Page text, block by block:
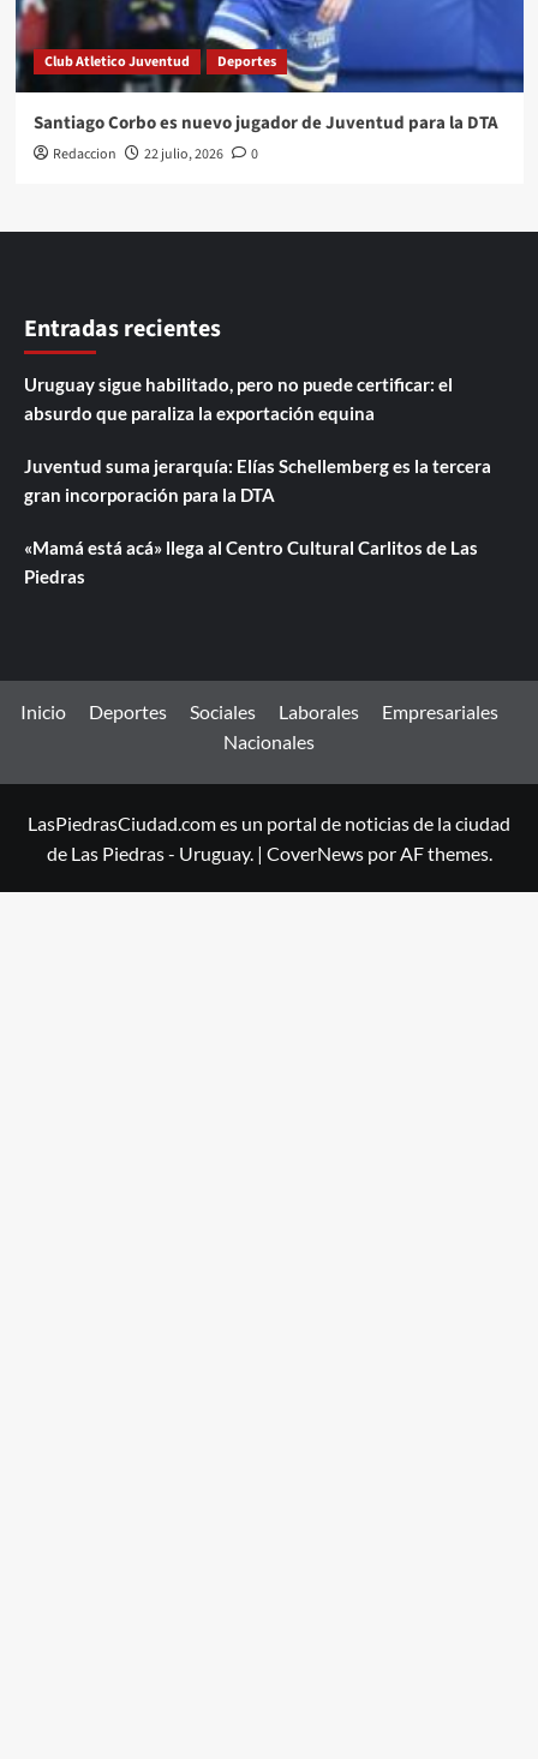
Club Atletico Juventud Deportes
Santiago Corbo es nuevo jugador de Juventud para la DTA
Redaccion 22 julio, 2026 0
Entradas recientes
Uruguay sigue habilitado, pero no puede certificar: el
absurdo que paraliza la exportación equina
Juventud suma jerarquía: Elías Schellemberg es la tercera
gran incorporación para la DTA
«Mamá está acá» llega al Centro Cultural Carlitos de Las
Piedras
Inicio Deportes Sociales Laborales
Empresariales
Nacionales
LasPiedrasCiudad.com es un portal de noticias de la ciudad
de Las Piedras - Uruguay. | CoverNewspor AF themes.